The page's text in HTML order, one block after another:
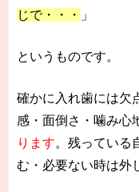
じで・・・
」
というものです。
確かに入れ歯には欠
感・面倒さ・噛み心
ります。残っている
む・必要ない時は外